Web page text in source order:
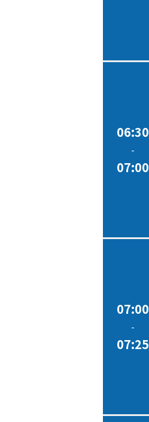
06:30
-
07:00
07:00
-
07:25